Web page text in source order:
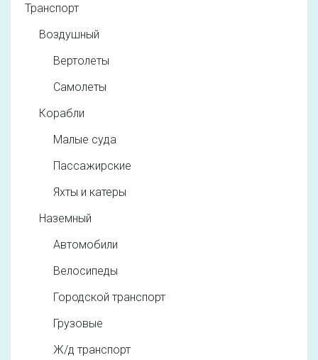
Транспорт
Воздушный
Вертолеты
Самолеты
Корабли
Малые суда
Пассажирские
Яхты и катеры
Наземный
Автомобили
Велосипеды
Городской транспорт
Грузовые
Ж/д транспорт